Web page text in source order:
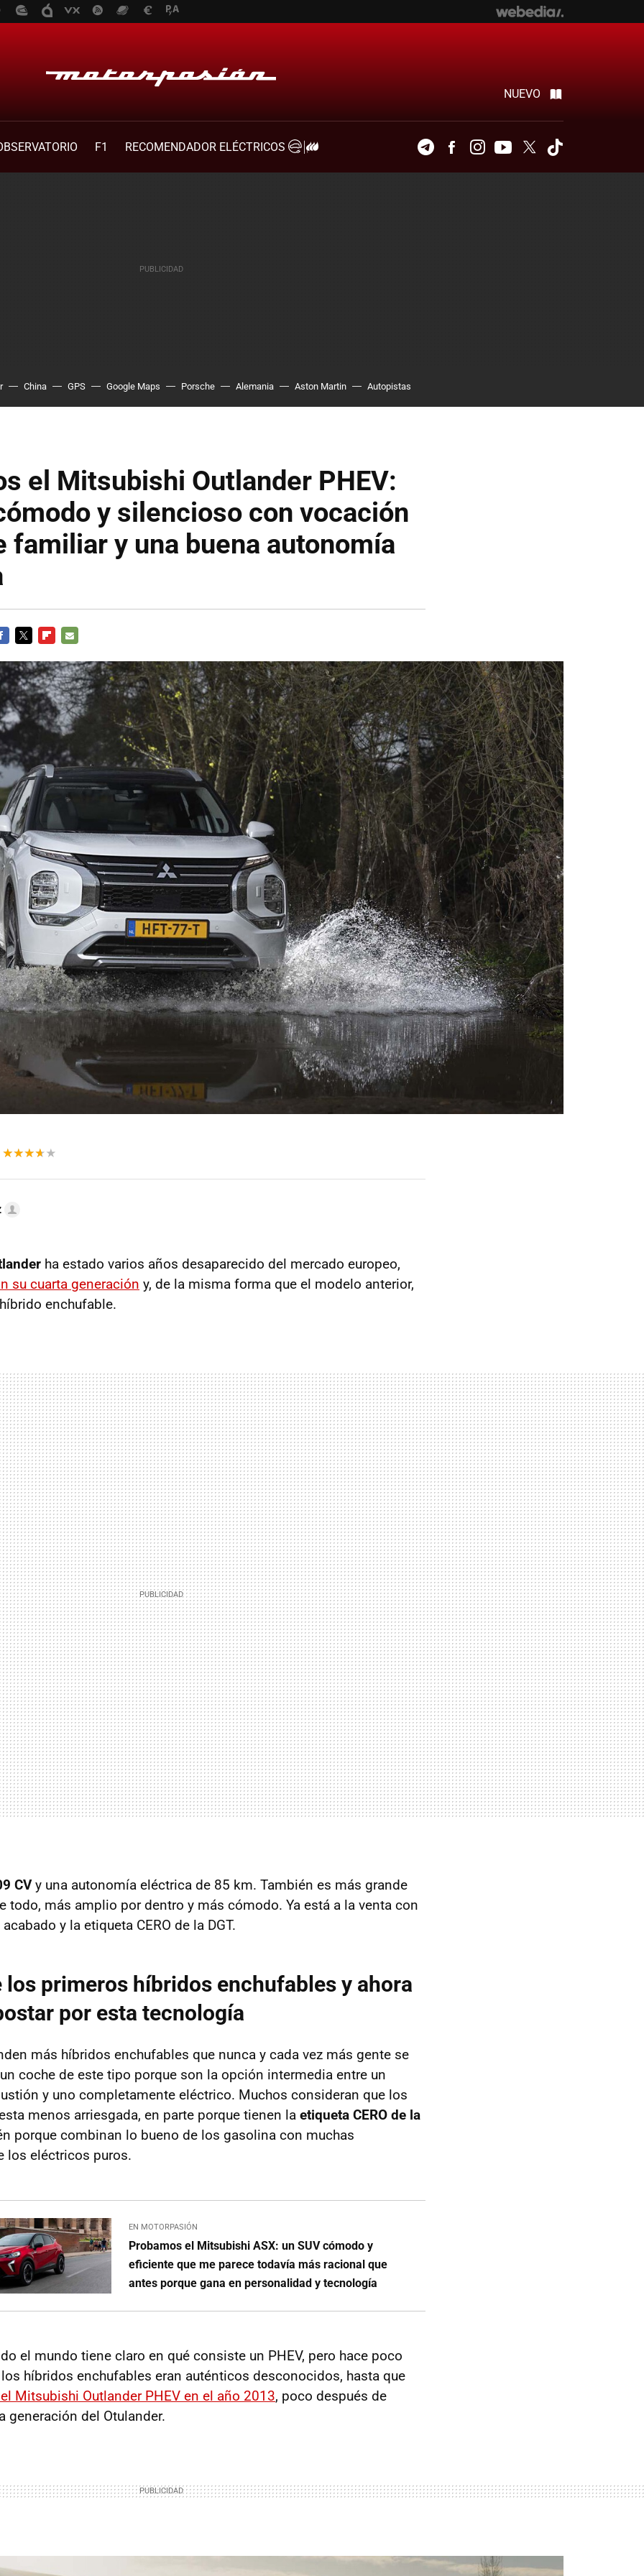
NUEVO
F1 RECOMENDADOR ELÉCTRICOS TelegramFacebookInstagramYoutubeTwitter
China GPS Google Maps Porsche Alemania Aston Martin Autopistas
el Mitsubishi Outlander PHEV:
y silencioso con vocación
familiar y una buena autonomía
MAIL
ha estado varios años desaparecido del mercado europeo,
su cuarta generación y, de la misma forma que el modelo anterior,
enchufable.
CVy una autonomía eléctrica de 85 km. También es más grande
todo, más amplio por dentro y más cómodo. Ya está a la venta con
y la etiqueta CERO de la DGT.
los primeros híbridos enchufables y ahora
por esta tecnología
más híbridos enchufables que nunca y cada vez más gente se
coche de este tipo porque son la opción intermedia entre un
y uno completamente eléctrico. Muchos consideran que los
menos arriesgada, en parte porque tienen la etiqueta CERO de la
porque combinan lo bueno de los gasolina con muchas
los eléctricos puros.
EN MOTORPASIÓN
Probamos el Mitsubishi ASX: un SUV cómodo y
eficiente que me parece todavía más racional que
antes porque gana en personalidad y tecnología
el mundo tiene claro en qué consiste un PHEV, pero hace poco
híbridos enchufables eran auténticos desconocidos, hasta que
Mitsubishi Outlander PHEV en el año 2013, poco después de
generación del Otulander.